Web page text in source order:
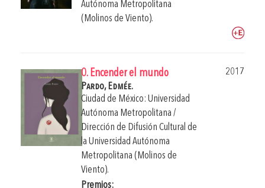
Autónoma Metropolitana
(Molinos de Viento).
0. Encender el mundo
2017
Pardo, Edmée.
Ciudad de México: Universidad
Autónoma Metropolitana /
Dirección de Difusión Cultural de
la Universidad Autónoma
Metropolitana (Molinos de
Viento).
Premios: